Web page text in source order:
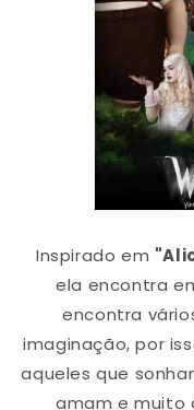
Inspirado em
ela encontra
encontra
imaginação, por
aqueles que
amam e muito